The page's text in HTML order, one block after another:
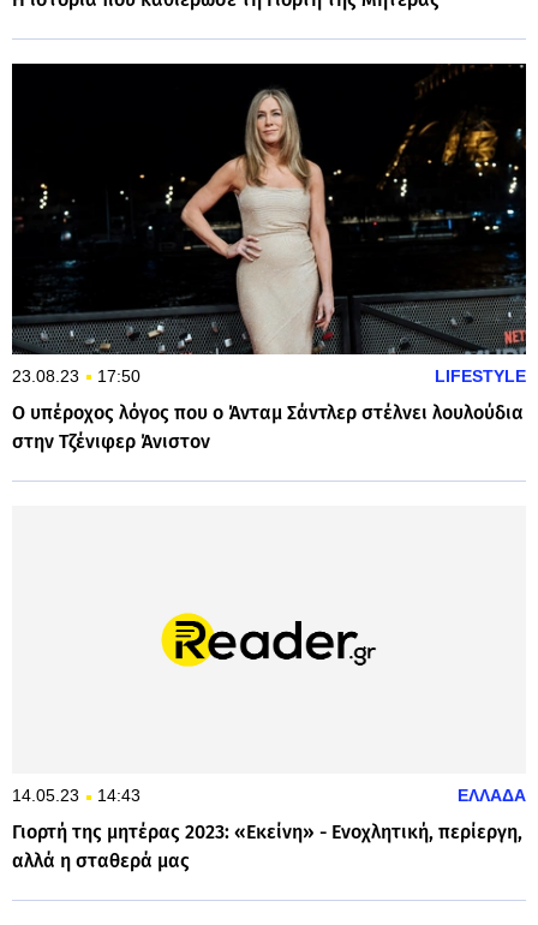
23.08.23 17:50 LIFESTYLE
Ο υπέροχος λόγος που ο Άνταμ Σάντλερ στέλνει λουλούδια
στην Τζένιφερ Άνιστον
14.05.23 14:43 ΕΛΛΑΔΑ
Γιορτή της μητέρας 2023: «Εκείνη» - Ενοχλητική, περίεργη,
αλλά η σταθερά μας